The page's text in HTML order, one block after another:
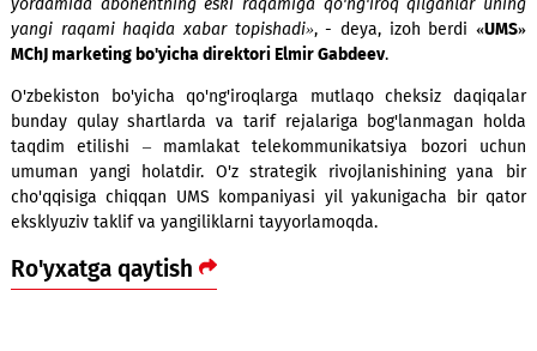
va kommunikatsiyalarning yangi davrini ochib bermoqda.
bo'yicha nafaqat daqiqalar, balki har oy 1000 MB dan
beramiz. Umid qilamizki, ushbu taklifimizni aholi
quvvatlaydi hamda har bir insonga ma'qul keladigan
qulayroq xizmatlarni joriy qilishga bizni ilhomlantiradi. Bir
alohida ta'kidlab etmoqchi edim. Raqamini o'zgartirish
kontaktlarini qo'qotib qo'yishdan qo'rqayotgan abonentlar
UMS ning «Mening yangi raqamim» xizmati ishlab turibdi.
yordamida abonentning eski raqamiga qo'ng'iroq qilganlar
yangi raqami haqida xabar topishadi»
MChJ marketing bo'yicha direktori Elmir Gabdeev